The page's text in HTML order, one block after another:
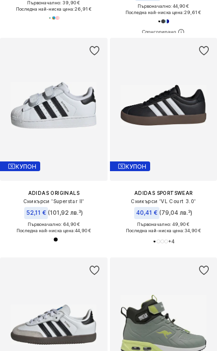
Първоначално: 39,90 €
Последна най-ниска цена:26,91 €
Първоначално: 44,90 €
Последна най-ниска цена:29,61 €
КУПОН
ADIDAS ORIGINALS
Сникърси 'Superstar II'
52,11 € (101,92 лв.³)
Първоначално: 64,90 €
Последна най-ниска цена:44,90 €
КУПОН
ADIDAS SPORTSWEAR
Сникърси 'VL Court 3.0'
40,41 € (79,04 лв.³)
Първоначално: 49,90 €
Последна най-ниска цена:34,90 €
+4